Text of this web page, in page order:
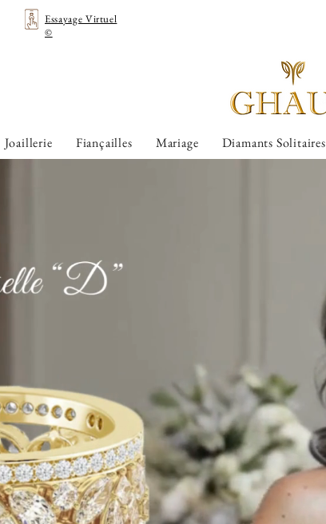
Essayage Virtuel
©
Joaillerie Fiançailles Mariage Diamants Solitaires